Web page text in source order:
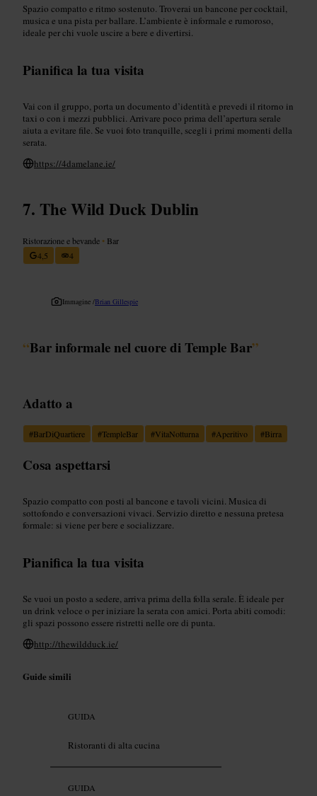
Spazio compatto e ritmo sostenuto. Troverai un bancone per cocktail,
musica e una pista per ballare. L’ambiente è informale e rumoroso,
ideale per chi vuole uscire a bere e divertirsi.
Pianifica la tua visita
Vai con il gruppo, porta un documento d’identità e prevedi il ritorno in
taxi o con i mezzi pubblici. Arrivare poco prima dell’apertura serale
aiuta a evitare file. Se vuoi foto tranquille, scegli i primi momenti della
serata.
https://4damelane.ie/
The Wild Duck Dublin
Ristorazione e bevande • Bar
4,5
4
Immagine /Brian Gillespie
“Bar informale nel cuore di Temple Bar”
Adatto a
#BarDiQuartiere #TempleBar #VitaNotturna #Aperitivo #Birra
Cosa aspettarsi
Spazio compatto con posti al bancone e tavoli vicini. Musica di
sottofondo e conversazioni vivaci. Servizio diretto e nessuna pretesa
formale: si viene per bere e socializzare.
Pianifica la tua visita
Se vuoi un posto a sedere, arriva prima della folla serale. È ideale per
un drink veloce o per iniziare la serata con amici. Porta abiti comodi:
gli spazi possono essere ristretti nelle ore di punta.
http://thewildduck.ie/
Guide simili
GUIDA
Ristoranti di alta cucina
GUIDA